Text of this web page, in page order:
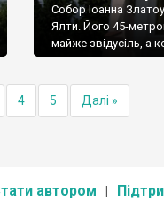
Собор Іоанна
Ялти. Його 45-
майже звідусіль, а
4 5 Далі »
автором